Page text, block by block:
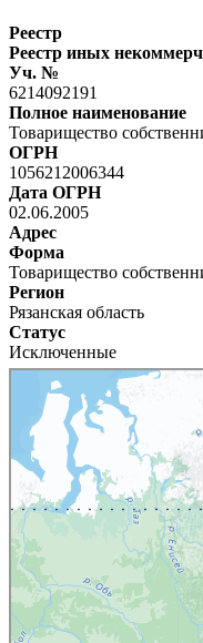
Реестр
Реестр иных
Уч. №
6214092191
Полное наименование
Товарищество
ОГРН
1056212006344
Дата ОГРН
02.06.2005
Адрес
Форма
Товарищество
Регион
Рязанская область
Статус
Исключенные